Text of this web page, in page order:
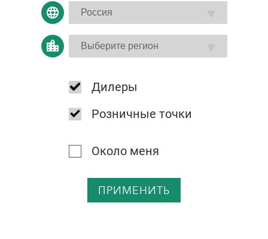
Дилеры
Розничные точки
Около меня
ПРИМЕНИТЬ